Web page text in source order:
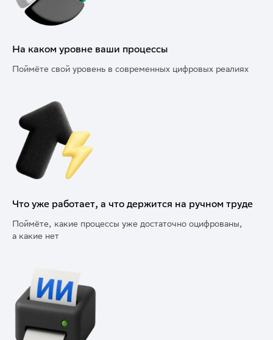
На каком уровне ваши процессы
Поймёте свой уровень в современных цифровых реалиях
Что уже работает, а что держится на ручном труде
Поймёте, какие процессы уже достаточно оцифрованы,
а какие нет